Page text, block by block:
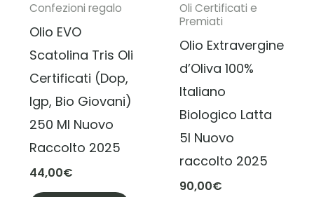
Confezioni regalo
Olio EVO
Scatolina Tris Oli
Certificati (Dop,
Igp, Bio Giovani)
250 Ml Nuovo
Raccolto 2025
44,00€
Oli Certificati e
Premiati
Olio Extravergine
d’Oliva 100%
Italiano
Biologico Latta
5l Nuovo
raccolto 2025
90,00€